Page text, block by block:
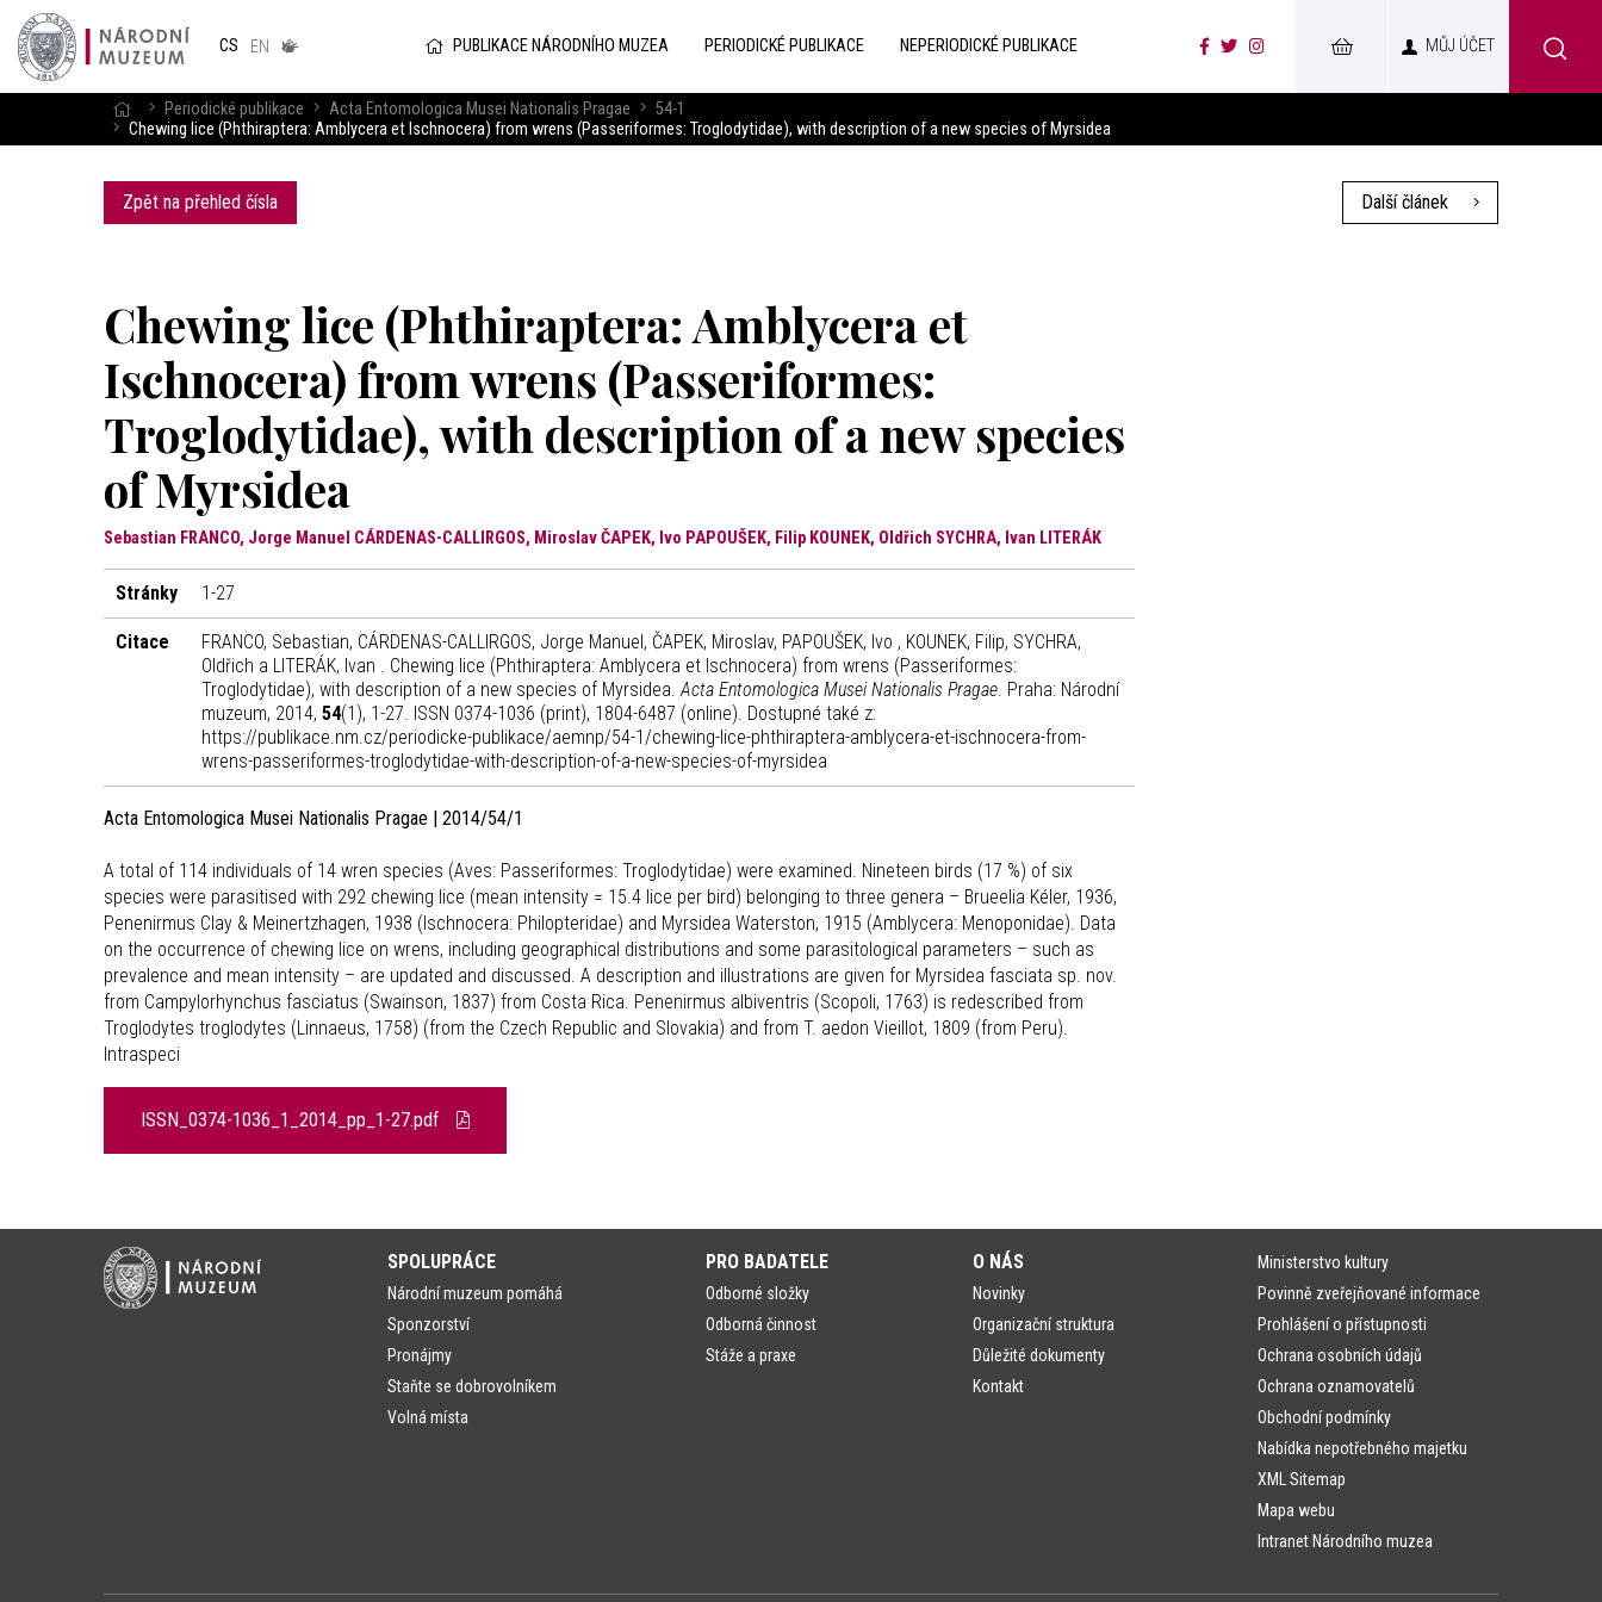
CS EN
v českém
PUBLIKACE NÁRODNÍHO MUZEA PERIODICKÉ PUBLIKACE NEPERIODICKÉ PUBLIKACE MŮJ ÚČET
Periodické publikace Acta Entomologica Musei Nationalis Pragae
54-1
Chewing lice (Phthiraptera: Amblycera et Ischnocera) from wrens (Passeriformes: Troglodytidae), with description of a new species of Myrsidea
Zpět na přehled čísla Další článek
Chewing lice (Phthiraptera: Amblycera et
Ischnocera) from wrens (Passeriformes:
Troglodytidae), with description of a new species
of Myrsidea
Sebastian FRANCO, Jorge Manuel CÁRDENAS-CALLIRGOS, Miroslav ČAPEK, Ivo PAPOUŠEK, Filip KOUNEK, Oldřich SYCHRA, Ivan LITERÁK
Stránky 1-27
Citace
FRANCO, Sebastian, CÁRDENAS-CALLIRGOS, Jorge Manuel, ČAPEK, Miroslav, PAPOUŠEK, Ivo , KOUNEK, Filip, SYCHRA,
Oldřich a LITERÁK, Ivan . Chewing lice (Phthiraptera: Amblycera et Ischnocera) from wrens (Passeriformes:
Troglodytidae), with description of a new species of Myrsidea.Acta Entomologica Musei Nationalis Pragae. Praha: Národní
muzeum, 2014, 54(1), 1-27. ISSN 0374-1036 (print), 1804-6487 (online). Dostupné také z:
https://publikace.nm.cz/periodicke-publikace/aemnp/54-1/chewing-lice-phthiraptera-amblycera-et-ischnocera-from-
wrens-passeriformes-troglodytidae-with-description-of-a-new-species-of-myrsidea
Acta Entomologica Musei Nationalis Pragae | 2014/54/1
A total of 114 individuals of 14 wren species (Aves: Passeriformes: Troglodytidae) were examined. Nineteen birds (17 %) of six
species were parasitised with 292 chewing lice (mean intensity = 15.4 lice per bird) belonging to three genera – Brueelia Kéler, 1936,
Penenirmus Clay & Meinertzhagen, 1938 (Ischnocera: Philopteridae) and Myrsidea Waterston, 1915 (Amblycera: Menoponidae). Data
on the occurrence of chewing lice on wrens, including geographical distributions and some parasitological parameters – such as
prevalence and mean intensity – are updated and discussed. A description and illustrations are given for Myrsidea fasciata sp. nov.
from Campylorhynchus fasciatus (Swainson, 1837) from Costa Rica. Penenirmus albiventris (Scopoli, 1763) is redescribed from
Troglodytes troglodytes (Linnaeus, 1758) (from the Czech Republic and Slovakia) and from T. aedon Vieillot, 1809 (from Peru).
Intraspeci
ISSN_0374-1036_1_2014_pp_1-27.pdf
SPOLUPRÁCE
Národní muzeum pomáhá
Sponzorství
Pronájmy
Staňte se dobrovolníkem
Volná místa
PRO BADATELE
Odborné složky
Odborná činnost
Stáže a praxe
O NÁS
Novinky
Organizační struktura
Důležité dokumenty
Kontakt
Ministerstvo kultury
Povinně zveřejňované informace
Prohlášení o přístupnosti
Ochrana osobních údajů
Ochrana oznamovatelů
Obchodní podmínky
Nabídka nepotřebného majetku
XML Sitemap
Mapa webu
Intranet Národního muzea